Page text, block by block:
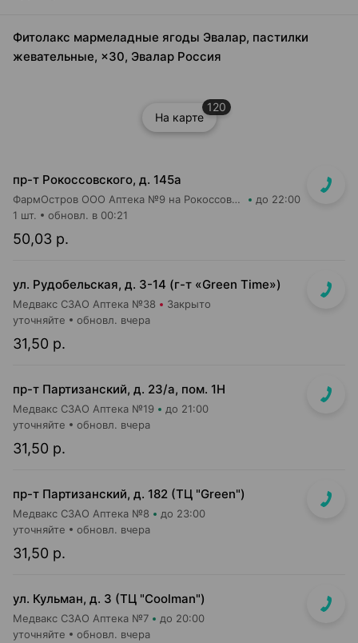
Фитолакс мармеладные ягоды Эвалар, пастилки
жевательные, ×30, Эвалар Россия
На карте
120
пр-т Рокоссовского, д. 145а
ФармОстров ООО Аптека №9 на Рокоссовского до 22:00
50,03 р.
1 шт. обновл. в 00:21
ул. Рудобельская, д. 3-14 (г-т «Green Time»)
Медвакс СЗАО Аптека №38 Закрыто
31,50 р.
уточняйте обновл. вчера
пр-т Партизанский, д. 23/а, пом. 1Н
Медвакс СЗАО Аптека №19 до 21:00
31,50 р.
уточняйте обновл. вчера
пр-т Партизанский, д. 182 (ТЦ "Green")
Медвакс СЗАО Аптека №8 до 23:00
31,50 р.
уточняйте обновл. вчера
ул. Кульман, д. 3 (ТЦ "Coolman")
Медвакс СЗАО Аптека №7 до 20:00
уточняйте обновл. вчера